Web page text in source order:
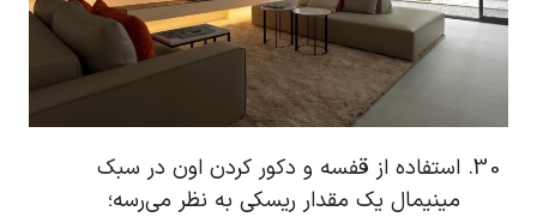
استفاده از قفسه و دکور کردن اون در سبک
مینیمال یک مقدار ریسکی به نظر می‌رسه؛